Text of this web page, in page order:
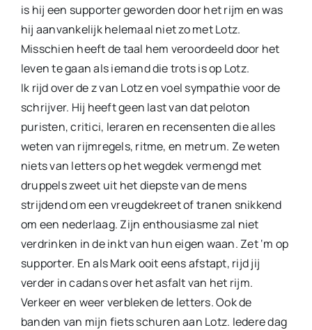
is hij een supporter geworden door het rijm en was
hij aanvankelijk helemaal niet zo met Lotz.
Misschien heeft de taal hem veroordeeld door het
leven te gaan als iemand die trots is op Lotz.
Ik rijd over de z van Lotz en voel sympathie voor de
schrijver. Hij heeft geen last van dat peloton
puristen, critici, leraren en recensenten die alles
weten van rijmregels, ritme, en metrum. Ze weten
niets van letters op het wegdek vermengd met
druppels zweet uit het diepste van de mens
strijdend om een vreugdekreet of tranen snikkend
om een nederlaag. Zijn enthousiasme zal niet
verdrinken in de inkt van hun eigen waan. Zet ‘m op
supporter. En als Mark ooit eens afstapt, rijd jij
verder in cadans over het asfalt van het rijm.
Verkeer en weer verbleken de letters. Ook de
banden van mijn fiets schuren aan Lotz. Iedere dag